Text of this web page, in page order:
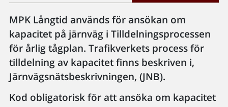
MPK Långtid används för ansökan om
kapacitet på järnväg i Tilldelningsprocessen
för årlig tågplan. Trafikverkets process för
tilldelning av kapacitet finns beskriven i,
Järnvägsnätsbeskrivningen, (JNB).
Kod obligatorisk för att ansöka om kapacitet